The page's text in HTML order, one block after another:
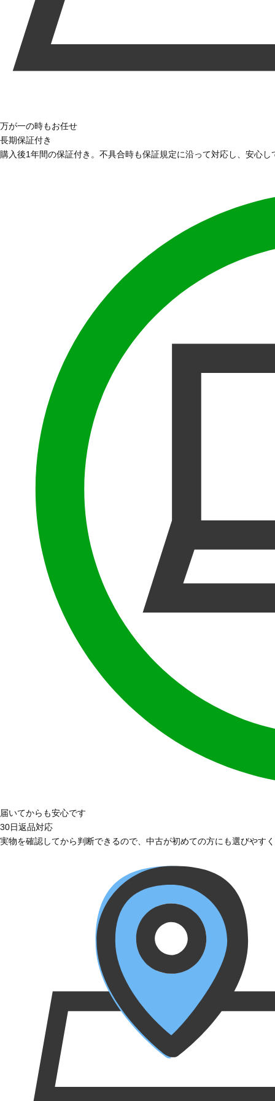
万が一の時もお任せ
長期保証付き
購入後1年間の保証付き。不具合時も保証規定に沿って対応し、安心
届いてからも安心です
30日返品対応
実物を確認してから判断できるので、中古が初めての方にも選びやす